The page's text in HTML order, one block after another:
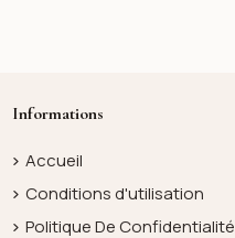
Informations
Accueil
Conditions d'utilisation
Politique De Confidentialité